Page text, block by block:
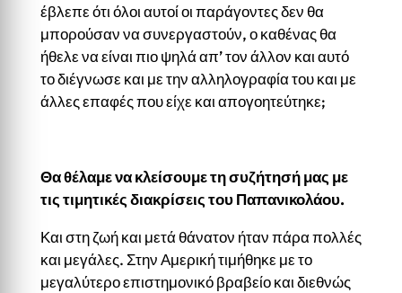
έβλεπε ότι όλοι αυτοί οι παράγοντες δεν θα
μπορούσαν να συνεργαστούν, ο καθένας θα
ήθελε να είναι πιο ψηλά απ’ τον άλλον και αυτό
το διέγνωσε και με την αλληλογραφία του και με
άλλες επαφές που είχε και απογοητεύτηκε;
Θα θέλαμε να κλείσουμε τη συζήτησή μας με
τις τιμητικές διακρίσεις του Παπανικολάου.
Και στη ζωή και μετά θάνατον ήταν πάρα πολλές
και μεγάλες. Στην Αμερική τιμήθηκε με το
μεγαλύτερο επιστημονικό βραβείο και διεθνώς